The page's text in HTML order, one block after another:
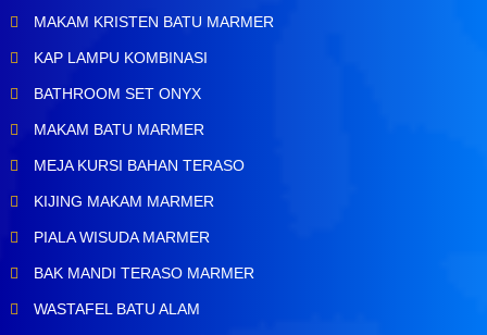
MAKAM KRISTEN BATU MARMER
KAP LAMPU KOMBINASI
BATHROOM SET ONYX
MAKAM BATU MARMER
MEJA KURSI BAHAN TERASO
KIJING MAKAM MARMER
PIALA WISUDA MARMER
BAK MANDI TERASO MARMER
WASTAFEL BATU ALAM